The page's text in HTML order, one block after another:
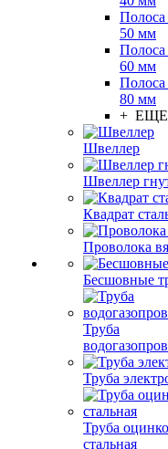
Полоса
50 мм
Полоса
60 мм
Полоса
80 мм
+ ЕЩЕ
Швеллер
Швеллер
Квадрат
Проволока
Бесшовные
Труба
Труба
Труба
стальная